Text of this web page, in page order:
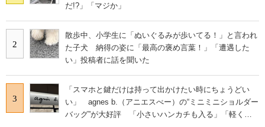
だ!?」「マジか」
2
散歩中、小学生に「ぬいぐるみが歩いてる！」と言われ
た子犬 納得の姿に「最高の褒め言葉！」「遭遇した
い」投稿者に話を聞いた
3
「スマホと鍵だけは持って出かけたい時にちょうどい
い」 agnes b.（アニエスべー）の“ミニミニショルダー
バッグ”が大好評 「小さいハンカチも入る」「軽くて